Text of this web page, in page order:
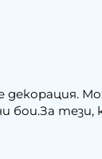
бои.За